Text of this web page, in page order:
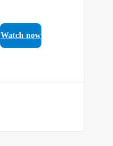
Watch now